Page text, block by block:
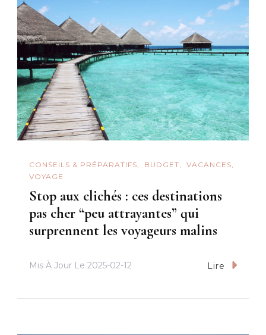
CONSEILS & PRÉPARATIFS BUDGET
VACANCES
VOYAGE
Stop aux clichés : ces destinations
pas cher “peu attrayantes” qui
surprennent les voyageurs malins
Mis À Jour Le 2025-02-12 Lire